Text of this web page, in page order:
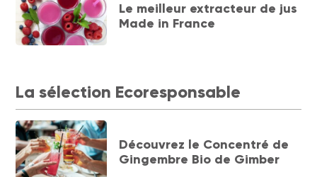
Le meilleur extracteur de jus
Made in France
La sélection Ecoresponsable
Découvrez le Concentré de
Gingembre Bio de Gimber